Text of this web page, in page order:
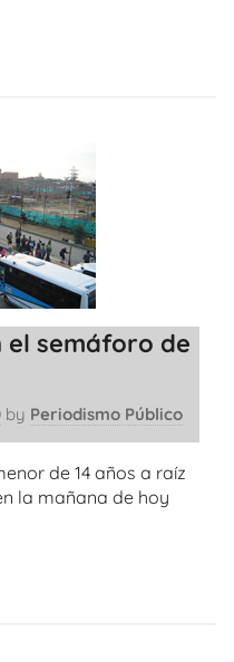
el semáforo de
by Periodismo Público
de 14 años a raíz
la mañana de hoy